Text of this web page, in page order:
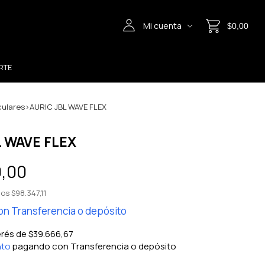
Mi cuenta $0,00
>AURIC JBL WAVE FLEX
FLEX
$98.347,11
Transferencia o depósito
de$39.666,67
pagando con Transferencia o depósito